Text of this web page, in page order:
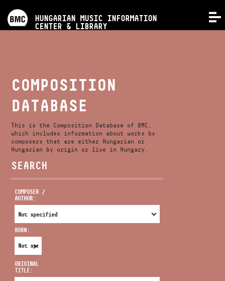
HUNGARIAN MUSIC INFORMATION
CENTER & LIBRARY
RELEASES
ABOUT US
VIDEO GALLERY
COMPOSITION
DATABASE
This is the Composition Database of BMC,
which includes information about works by
composers that are either Hungarian or
Hungarian by origin or live in Hungary.
SEARCH
COMPOSER /
AUTHOR:
BORN:
ORIGINAL
TITLE: